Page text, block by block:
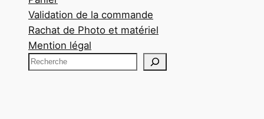
Validation de la commande
Rachat de Photo et matériel
Mention légal
R